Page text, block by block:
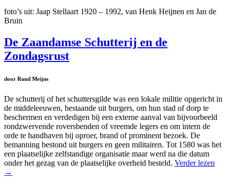
foto’s uit: Jaap Stellaart 1920 – 1992, van Henk Heijnen en Jan de
Bruin
De Zaandamse Schutterij en de
Zondagsrust
door Ruud Meijns
De schutterij of het schuttersgilde was een lokale militie opgericht in
de middeleeuwen, bestaande uit burgers, om hun stad of dorp te
beschermen en verdedigen bij een externe aanval van bijvoorbeeld
rondzwervende roversbenden of vreemde legers en om intern de
orde te handhaven bij oproer, brand of prominent bezoek. De
bemanning bestond uit burgers en geen militairen. Tot 1580 was het
een plaatselijke zelfstandige organisatie maar werd na die datum
onder het gezag van de plaatselijke overheid besteld. Verder lezen
→